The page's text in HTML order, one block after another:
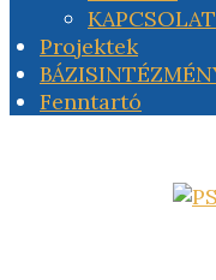
KAPCSOLAT
Projektek
Fenntartó